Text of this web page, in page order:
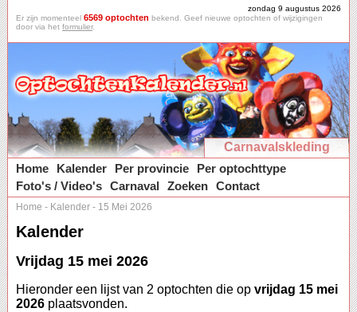
zondag 9 augustus 2026
Er zijn momenteel 6569 optochten bekend. Geef nieuwe optochten of wijzigingen
door via het formulier.
Carnavalskleding
Home
Kalender Per provincie
Per optochttype
Foto's / Video's Carnaval Zoeken Contact
Home - Kalender - 15 Mei 2026
Kalender
Vrijdag 15 mei 2026
Hieronder een lijst van 2 optochten die op vrijdag 15 mei
2026 plaatsvonden.